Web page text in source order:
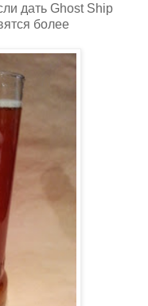
дать Ghost Ship
более